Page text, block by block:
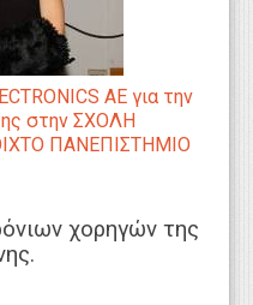
AE για την
στην ΣΧΟΛΗ
ΠΑΝΕΠΙΣΤΗΜΙΟ
χορηγών της